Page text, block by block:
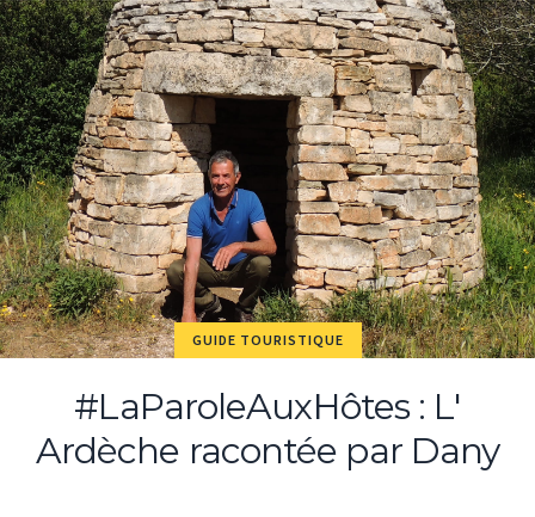
GUIDE TOURISTIQUE
#LaParoleAuxHôtes : L'
Ardèche racontée par Dany